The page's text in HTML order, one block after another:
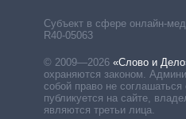
Субъект в сфере онлайн-
R40-05063
© 2009—2026 «Слово и
охраняются законом.
собой право не
публикуется на сайте,
являются третьи лица.